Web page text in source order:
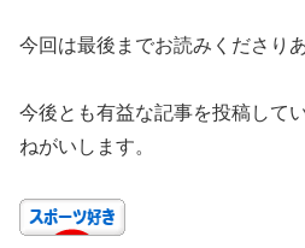
今回は最後までお読みくださり
今後とも有益な記事を投稿して
ねがいします。